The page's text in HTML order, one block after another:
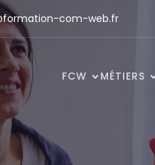
com-web.fr
FCW MÉTIERS